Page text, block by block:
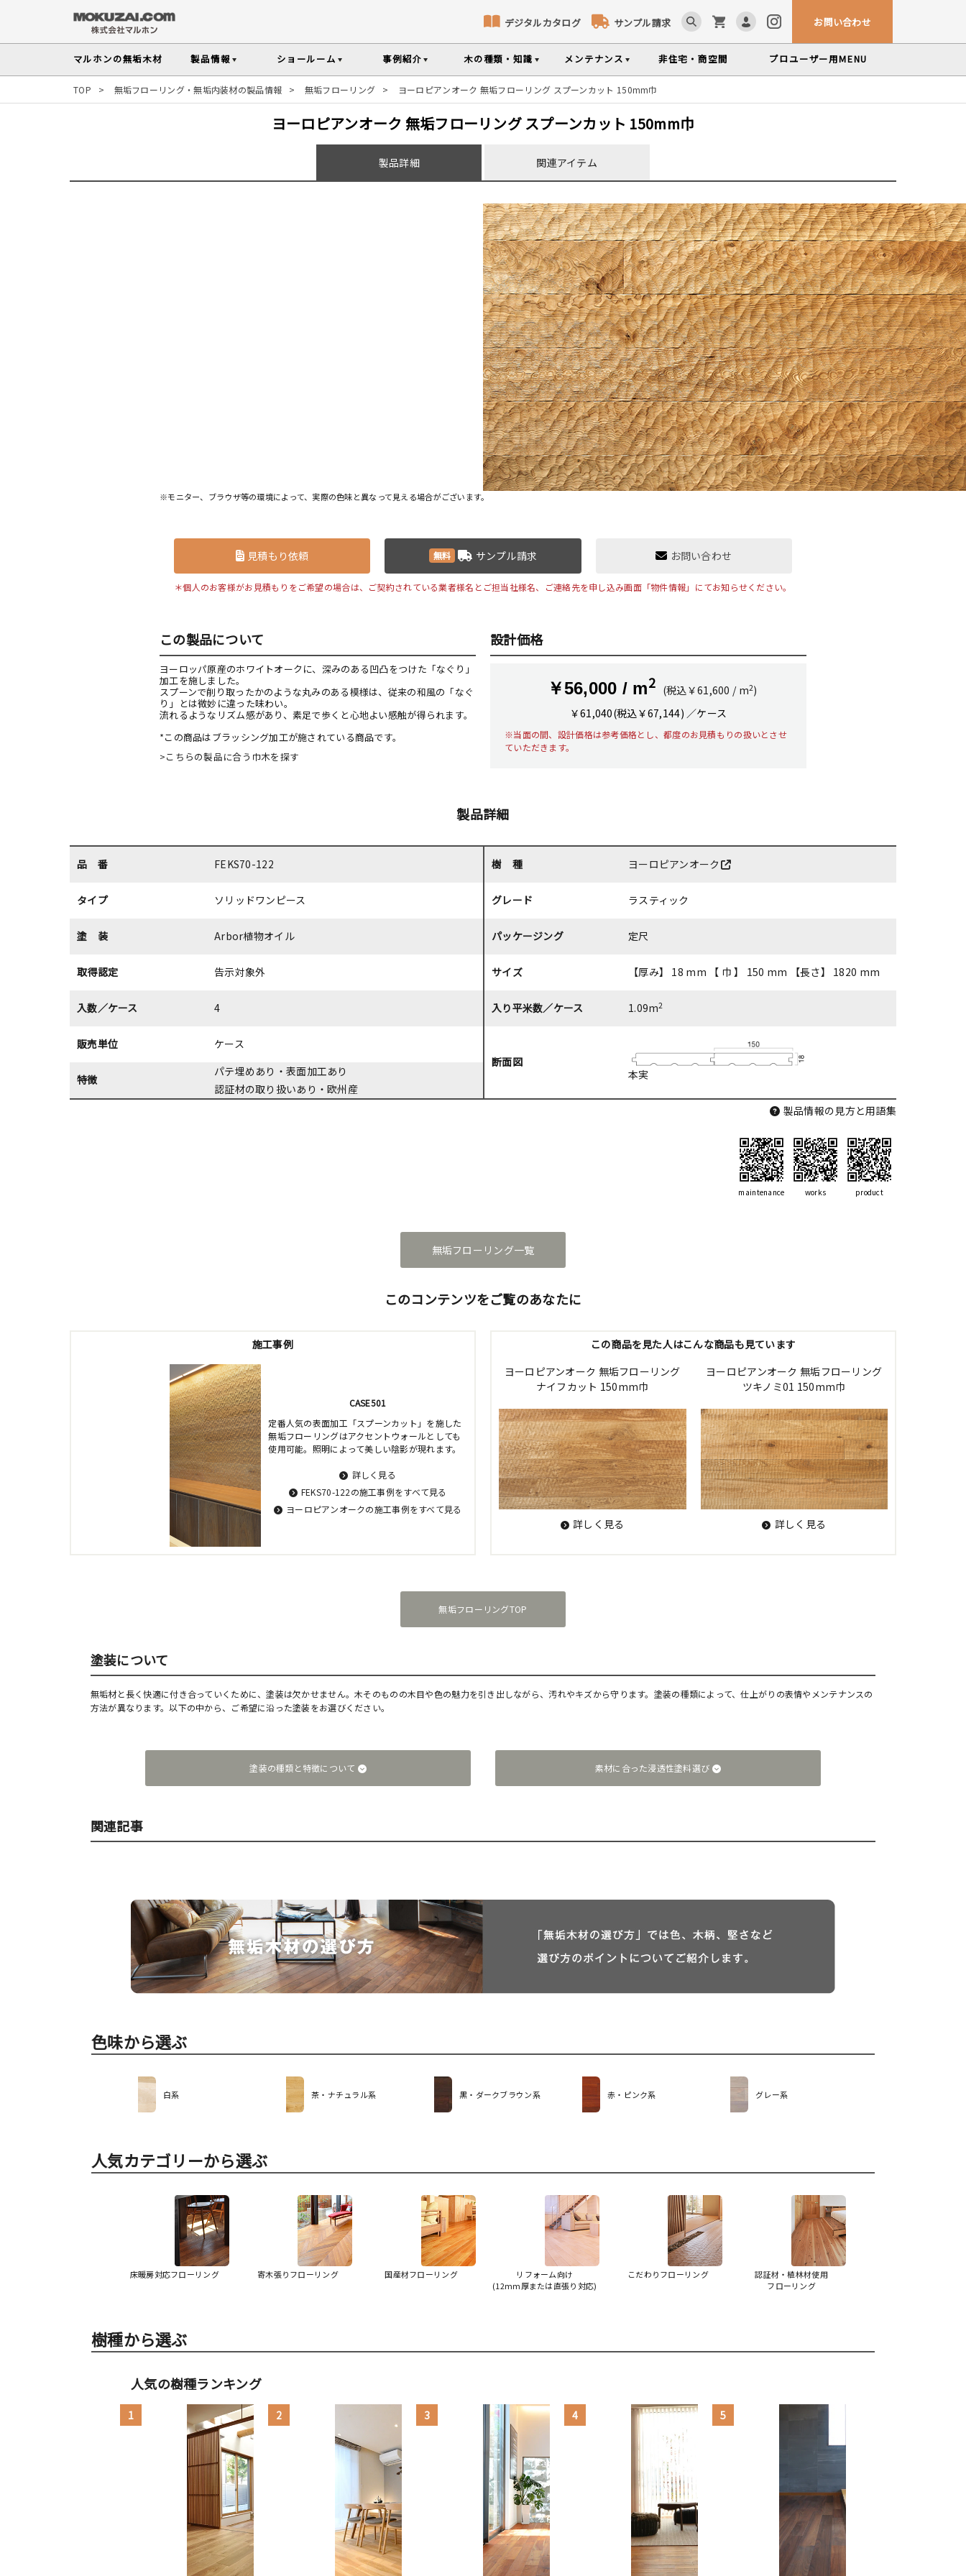
デジタルカタログ サンプル請求 お問い合わせ
マルホンの無垢木材 製品情報
床暖房対応フローリング 無垢パネリング
その他の内装部材・製品 選べる表面加工 選べる塗装 塗料・メンテナンス用品
製品情報の見方と用語集
ショールーム 事例紹介
部屋から探す 製品特徴から探す
木の種類・知識
木材の基礎知識
性質や施工のポイントなど無垢木材の様々な基礎知識集
コラム「見る木活かす木」
専門スタッフが確かな情報をお届けする無垢木材コラム
人気の樹種 世界の樹種
メンテナンス
メンテナンスのコト
無垢材を扱う上で知っておきたい、メンテナンスのポイントなどを掲載
メンテナンスサービス
無垢材のプロである、マルホンによるメンテナンスサービス
塗料・メンテナンス用品のご購入
非住宅・商空間 プロユーザー用MENU
TOP > 無垢フローリング・無垢内装材の製品情報 > 無垢フローリング > ヨーロピアンオーク 無垢フローリング スプーンカット 150mm巾
ヨーロピアンオーク 無垢フローリング スプーンカット 150mm巾
製品詳細 関連アイテム
※モニター、ブラウザ等の環境によって、実際の色味と異なって見える場合がございます。
見積もり依頼 無料 サンプル請求 お問い合わせ
＊個人のお客様がお見積もりをご希望の場合は、ご契約されている業者様名とご担当社様名、ご連絡先を申し込み画面「物件情報」にてお知らせください。
この製品について
ヨーロッパ原産のホワイトオークに、深みのある凹凸をつけた「なぐり」
加工を施しました。
スプーンで削り取ったかのような丸みのある模様は、従来の和風の「なぐ
り」とは微妙に違った味わい。
流れるようなリズム感があり、素足で歩くと心地よい感触が得られます。
*この商品はブラッシング加工が施されている商品です。
>こちらの製品に合う巾木を探す
設計価格
￥56,000 / m2 (税込￥61,600 / m2)
￥61,040(税込￥67,144) ／ケース
※当面の間、設計価格は参考価格とし、都度のお見積もりの扱いとさせ
ていただきます。
製品詳細
品 番 FEKS70-122 樹 種 ヨーロピアンオーク
タイプ ソリッドワンピース グレード ラスティック
塗 装 Arbor植物オイル パッケージング 定尺
取得認定 告示対象外 サイズ 【厚み】 18 mm 【 巾 】 150 mm 【長さ】 1820 mm
入数／ケース 4 入り平米数／ケース 1.09m2
販売単位
ケース
断面図
本実
特徴
パテ埋めあり・表面加工あり
認証材の取り扱いあり・欧州産
製品情報の見方と用語集
maintenance works product
無垢フローリング一覧
このコンテンツをご覧のあなたに
施工事例
CASE501
定番人気の表面加工「スプーンカット」を施した
無垢フローリングはアクセントウォールとしても
使用可能。照明によって美しい陰影が現れます。
詳しく見る
FEKS70-122の施工事例をすべて見る
ヨーロピアンオークの施工事例をすべて見る
この商品を見た人はこんな商品も見ています
ヨーロピアンオーク 無垢フローリング
ナイフカット 150mm巾
詳しく見る
ヨーロピアンオーク 無垢フローリング
ツキノミ01 150mm巾
詳しく見る
無垢フローリングTOP
塗装について
無垢材と長く快適に付き合っていくために、塗装は欠かせません。木そのものの木目や色の魅力を引き出しながら、汚れやキズから守ります。塗装の種類によって、仕上がりの表情やメンテナンスの
方法が異なります。以下の中から、ご希望に沿った塗装をお選びください。
塗装の種類と特徴について 素材に合った浸透性塗料選び
関連記事
色味から選ぶ
白系 茶・ナチュラル系 黒・ダークブラウン系 赤・ピンク系 グレー系
人気カテゴリーから選ぶ
床暖房対応フローリング 寄木張りフローリング 国産材フローリング
リフォーム向け
(12mm厚または直張り対応)
こだわりフローリング
認証材・植林材使用
フローリング
樹種から選ぶ
人気の樹種ランキング
1 2 3 4 5